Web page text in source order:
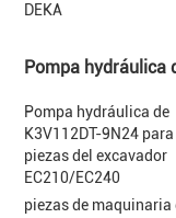
DEKA
Pompa hydráulica
Pompa hydráulica de
K3V112DT-9N24
piezas del excavador
EC210/EC240
piezas de maquinaria